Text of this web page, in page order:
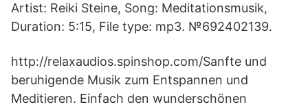
Artist: Reiki Steine, Song: Meditationsmusik,
Duration: 5:15, File type: mp3. №692402139.
http://relaxaudios.spinshop.com/Sanfte und
beruhigende Musik zum Entspannen und
Meditieren. Einfach den wunderschönen